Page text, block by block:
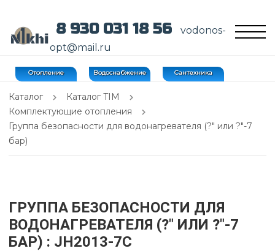
8 930 031 18 56
vodonos-
opt@mail.ru
Отопление Водоснабжение Сантехника
Каталог
Каталог TIM
Комплектующие отопления
Группа безопасности для водонагревателя (?" или ?"-7
бар)
ГРУППА БЕЗОПАСНОСТИ ДЛЯ
ВОДОНАГРЕВАТЕЛЯ (?" ИЛИ ?"-7
БАР) : JH2013-7C